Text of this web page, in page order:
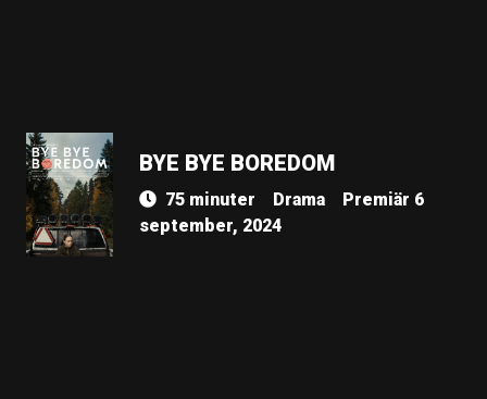
BYE BYE BOREDOM
75 minuter Drama
Premiär 6
september, 2024